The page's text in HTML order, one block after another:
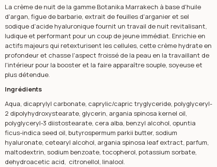
La crème de nuit de la gamme Botanika Marrakech à base d'huile
d'argan, figue de barbarie, extrait de feuilles d'arganier et sel
sodique d'acide hyaluronique fournit un travail de nuit revitalisant,
ludique et performant pour un coup de jeune immédiat. Enrichie en
actifs majeurs qui retexturisent les cellules, cette crème hydrate en
profondeur et chasse l'aspect froissé de la peau en la travaillant de
l'intérieur pour la booster et la faire apparaître souple, soyeuse et
plus détendue.
Ingrédients
Aqua, dicaprylyl carbonate, caprylic/capric tryglyceride, polyglyceryl-
2 dipolyhydroxystearate, glycerin, argania spinosa kernel oil,
polyglyceryl-3 diistostearate, cera alba, benzyl alcohol, opuntia
ficus-indica seed oil, butyrospermum parkii butter, sodium
hyaluronate, cetearyl alcohol, argania spinosa leaf extract, parfum,
maltodextrin, sodium benzoate, tocopherol, potassium sorbate,
dehydroacetic acid, citronellol, linalool.